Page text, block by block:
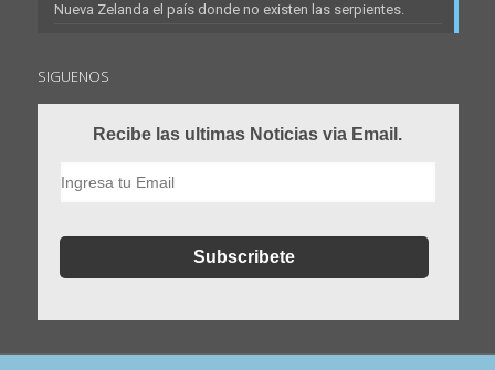
Nueva Zelanda el país donde no existen las serpientes.
SIGUENOS
Recibe las ultimas Noticias via Email.